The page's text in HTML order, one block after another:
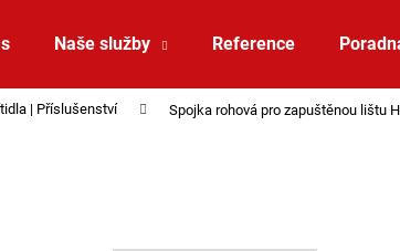
Naše služby Reference
| Příslušenství Spojka rohová pro zapuštěnou lištu
Co potřebujete najít?